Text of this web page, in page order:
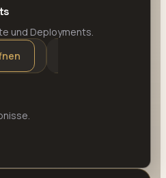
und Deployments.